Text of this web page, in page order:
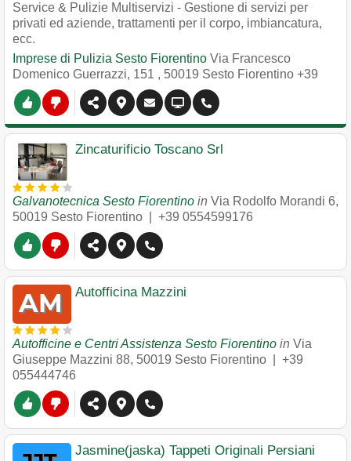
Service & Pulizie Multiservizi - Gestione di servizi per
privati ed aziende, trattamenti per il corpo, imbiancatura,
ecc.
Imprese di Pulizia Sesto Fiorentino Via Francesco
Domenico Guerrazzi, 151 , 50019 Sesto Fiorentino +39
Zincaturificio Toscano Srl
Galvanotecnica Sesto Fiorentino in Via Rodolfo Morandi 6,
50019 Sesto Fiorentino +39 0554599176
Autofficina Mazzini
Autofficine e Centri Assistenza Sesto Fiorentino in Via
Giuseppe Mazzini 88, 50019 Sesto Fiorentino
+39
055444746
Jasmine(jaska) Tappeti Originali Persiani